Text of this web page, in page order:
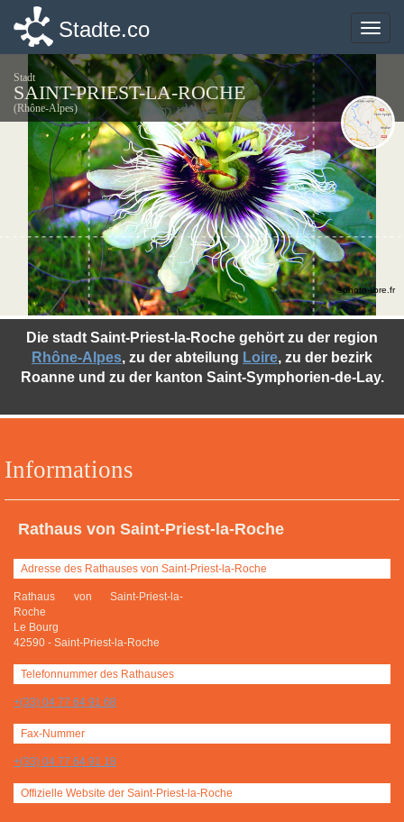
Toggle
Stadte.co
Stadt
SAINT-PRIEST-LA-ROCHE
(Rhône-Alpes)
Informations
Rathaus von Saint-Priest-la-Roche
Adresse des Rathauses von Saint-Priest-la-Roche
Rathaus von Saint-Priest-la-
Roche
Le Bourg
42590 - Saint-Priest-la-Roche
Telefonnummer des Rathauses
+(33) 04 77 64 91 68
Fax-Nummer
+(33) 04 77 64 91 18
Offizielle Website der Saint-Priest-la-Roche
Die stadt Saint-Priest-la-Roche gehört zu der region
Rhône-Alpes, zu der abteilung Loire, zu der bezirk
Roanne und zu der kanton Saint-Symphorien-de-Lay.
©photo-libre.fr
Toggle
Stadte.co